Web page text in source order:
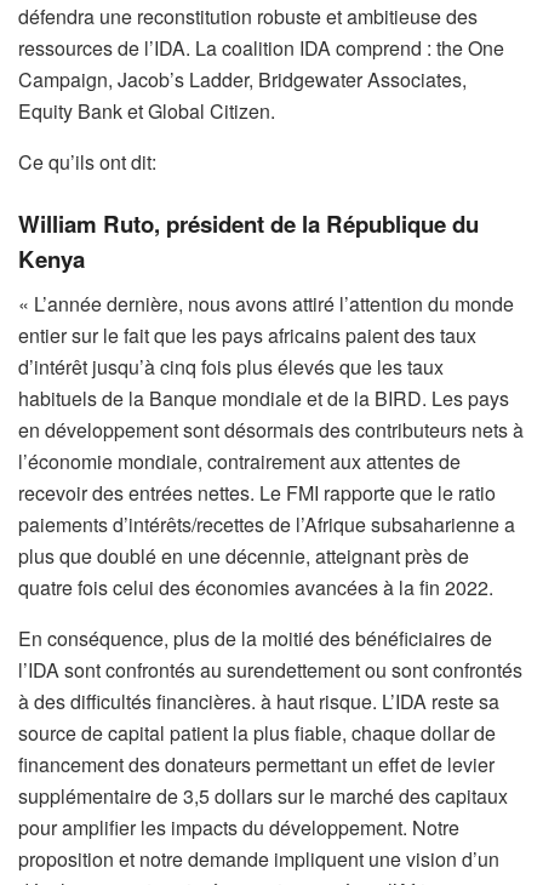
défendra une reconstitution robuste et ambitieuse des
ressources de l’IDA. La coalition IDA comprend : the One
Campaign, Jacob’s Ladder, Bridgewater Associates,
Equity Bank et Global Citizen.
Ce qu’ils ont dit:
William Ruto, président de la République du
Kenya
« L’année dernière, nous avons attiré l’attention du monde
entier sur le fait que les pays africains paient des taux
d’intérêt jusqu’à cinq fois plus élevés que les taux
habituels de la Banque mondiale et de la BIRD. Les pays
en développement sont désormais des contributeurs nets à
l’économie mondiale, contrairement aux attentes de
recevoir des entrées nettes. Le FMI rapporte que le ratio
paiements d’intérêts/recettes de l’Afrique subsaharienne a
plus que doublé en une décennie, atteignant près de
quatre fois celui des économies avancées à la fin 2022.
En conséquence, plus de la moitié des bénéficiaires de
l’IDA sont confrontés au surendettement ou sont confrontés
à des difficultés financières. à haut risque. L’IDA reste sa
source de capital patient la plus fiable, chaque dollar de
financement des donateurs permettant un effet de levier
supplémentaire de 3,5 dollars sur le marché des capitaux
pour amplifier les impacts du développement. Notre
proposition et notre demande impliquent une vision d’un